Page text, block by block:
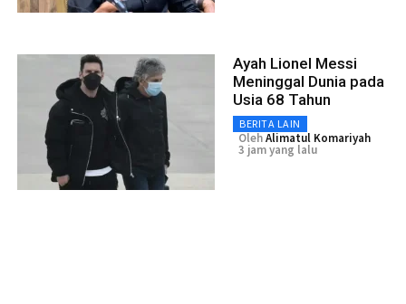
Ayah Lionel Messi
Meninggal Dunia pada
Usia 68 Tahun
BERITA LAIN
OlehAlimatul Komariyah
3 jam yang lalu